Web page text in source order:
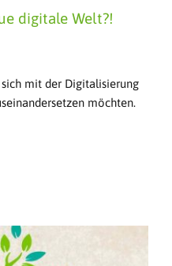
digitale Welt?!
mit der Digitalisierung
möchten.